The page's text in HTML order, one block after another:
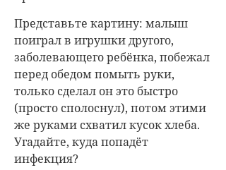
сначала намочите руки
водой;
затем в течение двадцати
секунд намыливаем руки
(при этом мылим не только
ладошки, но кисти рук
целиком, включая область
между пальчиками и под
ногтями);